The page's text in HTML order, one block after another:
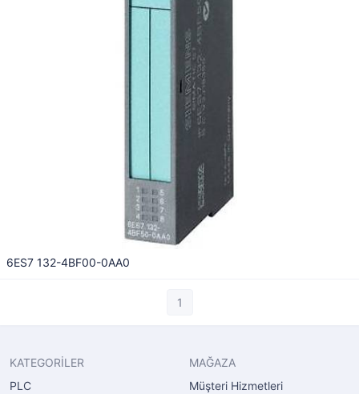
6ES7 132-4BF00-0AA0
1
KATEGORİLER
PLC
MAĞAZA
Müşteri Hizmetleri